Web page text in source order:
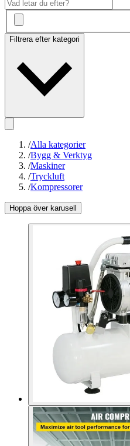
Filtrera efter kategori
/Alla kategorier
/Bygg & Verktyg
/Maskiner
/Tryckluft
/Kompressorer
Hoppa över karusell